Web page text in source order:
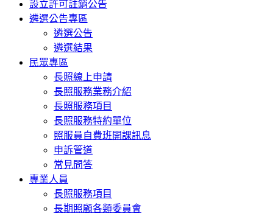
設立許可註銷公告
遴選公告專區
遴選公告
遴選結果
民眾專區
長照線上申請
長照服務業務介紹
長照服務項目
長照服務特約單位
照服員自費班開課訊息
申訴管道
常見問答
專業人員
長照服務項目
長期照顧各類委員會